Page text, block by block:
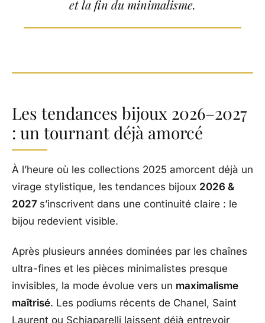
et la fin du minimalisme.
Les tendances bijoux 2026–2027
: un tournant déjà amorcé
À l’heure où les collections 2025 amorcent déjà un
virage stylistique, les tendances bijoux 2026 &
2027 s’inscrivent dans une continuité claire : le
bijou redevient visible.
Après plusieurs années dominées par les chaînes
ultra-fines et les pièces minimalistes presque
invisibles, la mode évolue vers un maximalisme
maîtrisé. Les podiums récents de Chanel, Saint
Laurent ou Schiaparelli laissent déjà entrevoir